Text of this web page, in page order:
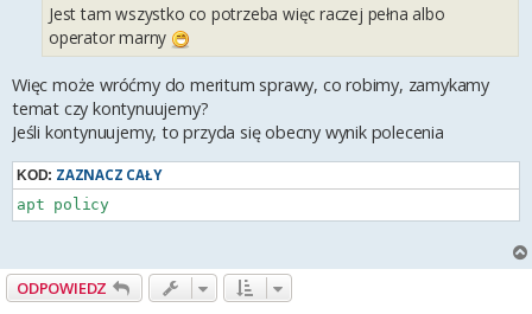
Jest tam wszystko co potrzeba więc raczej pełna albo
operator marny
Więc może wróćmy do meritum sprawy, co robimy, zamykamy
temat czy kontynuujemy?
Jeśli kontynuujemy, to przyda się obecny wynik polecenia
KOD: ZAZNACZ CAŁY
apt policy
ODPOWIEDZ